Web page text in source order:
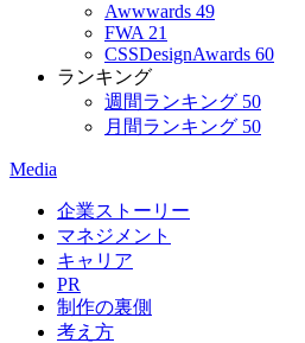
Awwwards 49
FWA 21
CSSDesignAwards 60
ランキング
週間ランキング 50
月間ランキング 50
Media
企業ストーリー
マネジメント
キャリア
PR
制作の裏側
考え方